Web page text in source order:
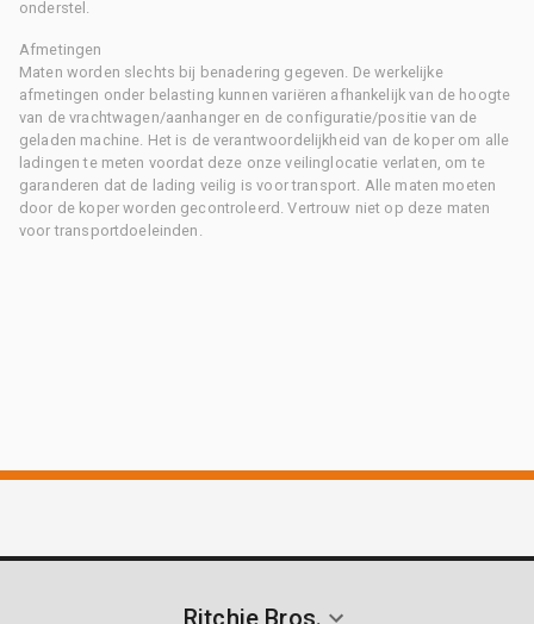
onderstel.
Afmetingen
Maten worden slechts bij benadering gegeven. De werkelijke
afmetingen onder belasting kunnen variëren afhankelijk van de hoogte
van de vrachtwagen/aanhanger en de configuratie/positie van de
geladen machine. Het is de verantwoordelijkheid van de koper om alle
ladingen te meten voordat deze onze veilinglocatie verlaten, om te
garanderen dat de lading veilig is voor transport. Alle maten moeten
door de koper worden gecontroleerd. Vertrouw niet op deze maten
voor transportdoeleinden.
Ritchie Bros.